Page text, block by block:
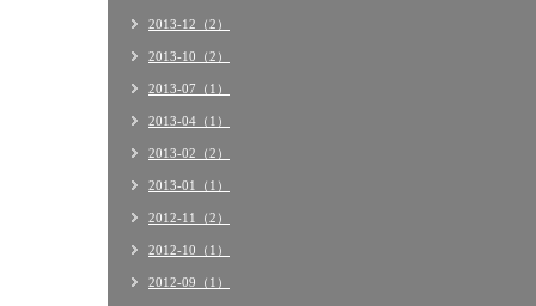
2013-12（2）
2013-10（2）
2013-07（1）
2013-04（1）
2013-02（2）
2013-01（1）
2012-11（2）
2012-10（1）
2012-09（1）